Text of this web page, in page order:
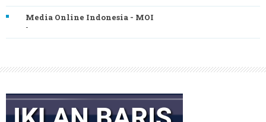
Media Online Indonesia - MOI
-